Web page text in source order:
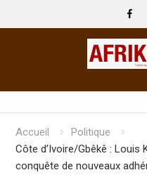
Accueil
Politique
Côte d’Ivoire/Gbêkê : Louis
conquête de nouveaux